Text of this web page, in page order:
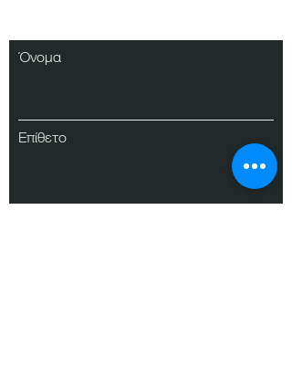
Όνομα
Επίθετο